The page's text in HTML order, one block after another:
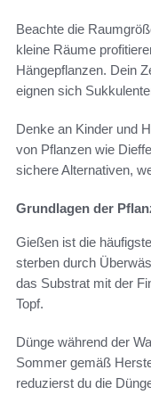
Beachte die
kleine Räume
Hängepflanzen. Dein
eignen sich
Denke an Kinder und
von Pflanzen wie
sichere Alternativen,
Grundlagen der
Gießen ist die
sterben durch
das Substrat mit der
Topf.
Dünge während der
Sommer gemäß
reduzierst du die